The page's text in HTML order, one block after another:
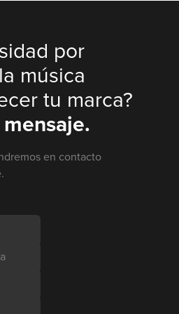
por
música
tu marca?
en contacto